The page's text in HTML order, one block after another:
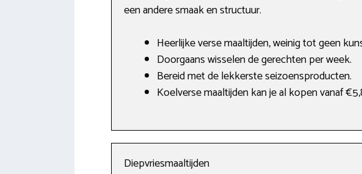
een andere smaak en structuur.
Heerlijke verse maaltijden, weinig tot geen
Doorgaans wisselen de gerechten per week.
Bereid met de lekkerste seizoensproducten.
Koelverse maaltijden kan je al kopen vanaf
Diepvriesmaaltijden